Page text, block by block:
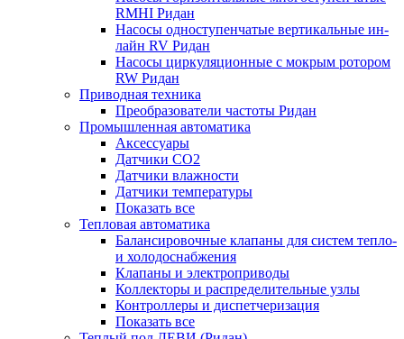
RMHI Ридан
Насосы одноступенчатые вертикальные ин-
лайн RV Ридан
Насосы циркуляционные с мокрым ротором
RW Ридан
Приводная техника
Преобразователи частоты Ридан
Промышленная автоматика
Аксессуары
Датчики CO2
Датчики влажности
Датчики температуры
Показать все
Тепловая автоматика
Балансировочные клапаны для систем тепло-
и холодоснабжения
Клапаны и электроприводы
Коллекторы и распределительные узлы
Контроллеры и диспетчеризация
Показать все